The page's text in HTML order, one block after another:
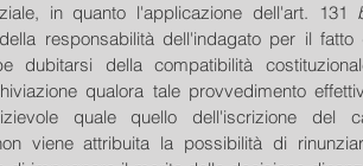
in quanto l'applicazione dell'art. 131
responsabilità dell'indagato per il
dubitarsi della compatibilità
qualora tale provvedimento
quale quello dell'iscrizione del
viene attribuita la possibilità di